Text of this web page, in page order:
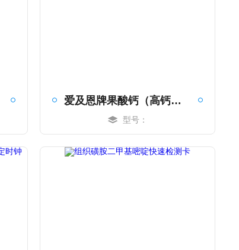
爱及恩牌果酸钙（高钙型）
型号：